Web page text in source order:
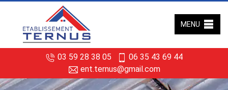
03 59 28 38 05
06 35 43 69 44
ent.ternus@gmail.com
MENU